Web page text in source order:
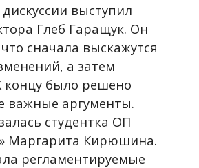
выступил
Глеб Гаращук. Он
сначала выскажутся
а затем
концу было решено
важные аргументы.
студентка ОП
Маргарита Кирюшина.
регламентируемые